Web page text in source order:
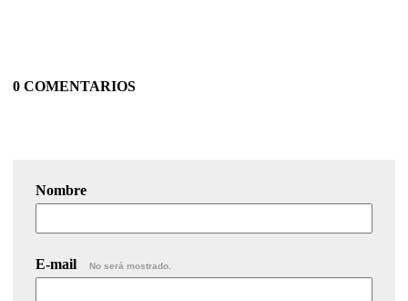
0 COMENTARIOS
Nombre
E-mail No será mostrado.